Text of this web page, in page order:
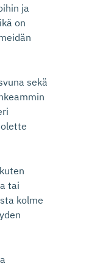
ja
on
sekä
tai
kolme